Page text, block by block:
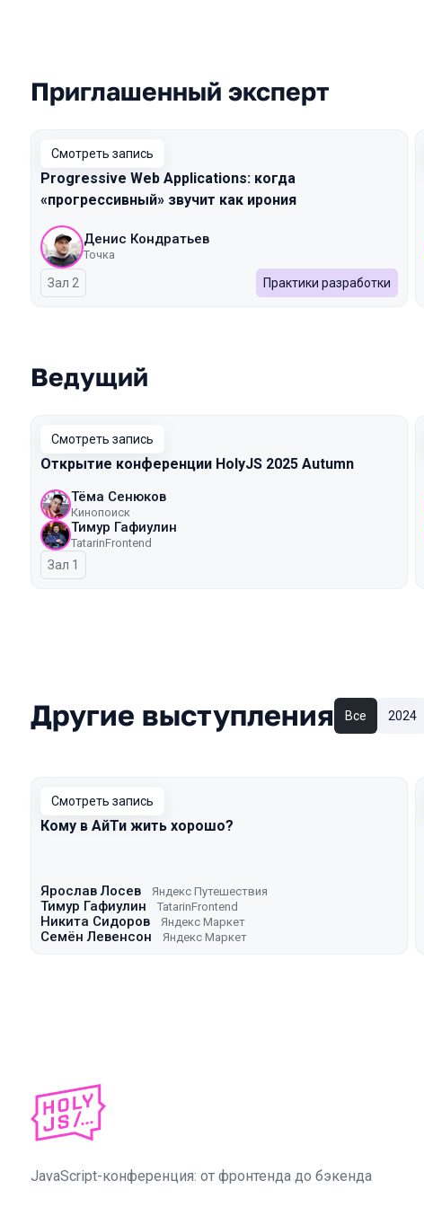
Выступления в сезоне 2025 Autumn
Приглашенный эксперт
Смотреть запись
Progressive Web Applications: когда
«прогрессивный» звучит как ирония
Денис Кондратьев
Точка
Зал 2 Практики разработки
Ведущий
Смотреть запись
Открытие конференции HolyJS 2025 Autumn
Тёма Сенюков
Кинопоиск
Тимур Гафиулин
TatarinFrontend
Зал 1
Другие выступления Все 2024
Смотреть запись
Кому в АйТи жить хорошо?
Ярослав Лосев Яндекс Путешествия
Тимур Гафиулин TatarinFrontend
Никита Сидоров Яндекс Маркет
Семён Левенсон Яндекс Маркет
JavaScript-конференция: от фронтенда до бэкенда